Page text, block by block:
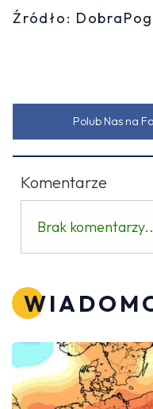
Źródło:
Polub Nas na
Komentarze
Brak